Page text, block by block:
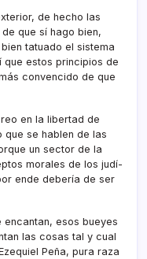
de hecho las
que sí­ hago bien,
tatuado el sistema
que estos principios de
convencido de que
en la libertad de
que se hablen de las
un sector de la
morales de los judí­
ende deberí­a de ser
encantan, esos bueyes
las cosas tal y cual
Peña, pura raza